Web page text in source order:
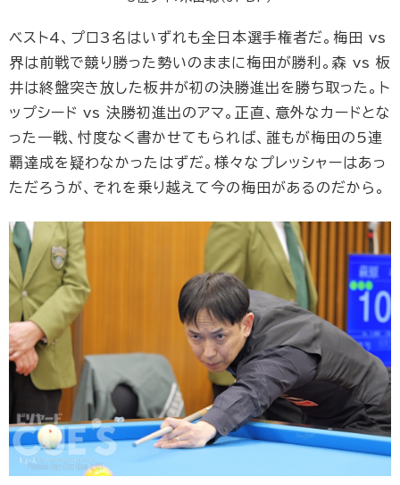
ベスト4、プロ3名はいずれも全日本選手権者だ。梅田 vs
界は前戦で競り勝った勢いのままに梅田が勝利。森 vs 板
井は終盤突き放した板井が初の決勝進出を勝ち取った。ト
ップシード vs 決勝初進出のアマ。正直、意外なカードとな
った一戦、忖度なく書かせてもられば、誰もが梅田の5連
覇達成を疑わなかったはずだ。様々なプレッシャーはあっ
ただろうが、それを乗り越えて今の梅田があるのだから。